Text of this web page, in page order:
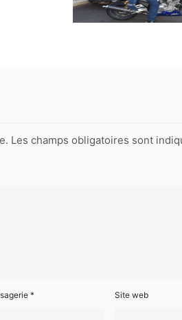
Les champs obligatoires sont
* Site web